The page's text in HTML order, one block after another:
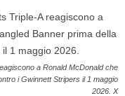
a Ronald McDonald che
i Gwinnett Stripers il 1 maggio
2026. X